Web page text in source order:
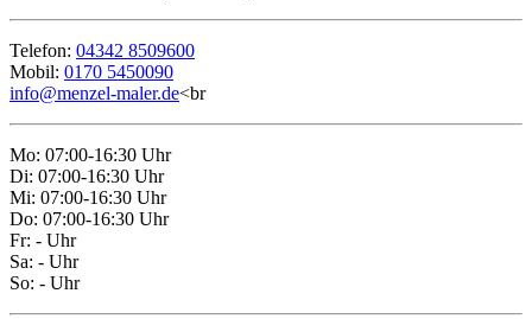
Telefon: 04342 8509600
Mobil: 0170 5450090
info@menzel-maler.de<br
Mo: 07:00-16:30 Uhr
Di: 07:00-16:30 Uhr
Mi: 07:00-16:30 Uhr
Do: 07:00-16:30 Uhr
Fr: - Uhr
Sa: - Uhr
So: - Uhr